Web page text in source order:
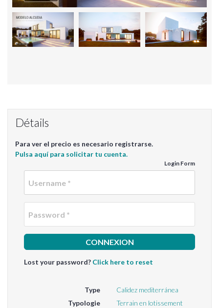
Détails
Para ver el precio es necesario registrarse.
Pulsa aquí para solicitar tu cuenta.
Login Form
Lost your password? Click here to reset
Type
Calidez mediterránea
Typologie
Terrain en lotissement